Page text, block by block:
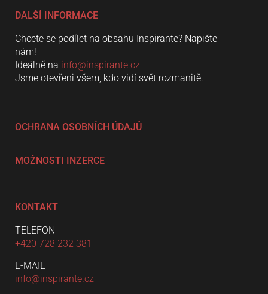
DALŠÍ INFORMACE
Chcete se podílet na obsahu Inspirante? Napište
nám!
Ideálně na info@inspirante.cz
Jsme otevřeni všem, kdo vidí svět rozmanitě.
OCHRANA OSOBNÍCH ÚDAJŮ
MOŽNOSTI INZERCE
KONTAKT
TELEFON
+420 728 232 381
E-MAIL
info@inspirante.cz